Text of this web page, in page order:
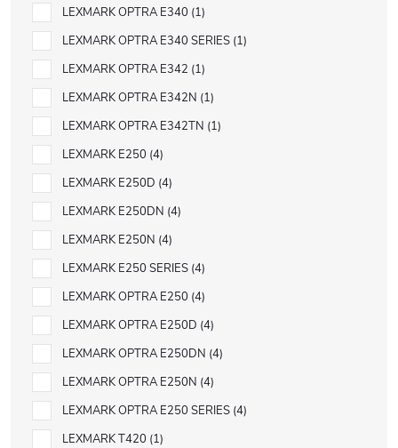
LEXMARK OPTRA E340 1
LEXMARK OPTRA E340 SERIES 1
LEXMARK OPTRA E342 1
LEXMARK OPTRA E342N 1
LEXMARK OPTRA E342TN 1
LEXMARK E250 4
LEXMARK E250D 4
LEXMARK E250DN 4
LEXMARK E250N 4
LEXMARK E250 SERIES 4
LEXMARK OPTRA E250 4
LEXMARK OPTRA E250D 4
LEXMARK OPTRA E250DN 4
LEXMARK OPTRA E250N 4
LEXMARK OPTRA E250 SERIES 4
LEXMARK T420 1